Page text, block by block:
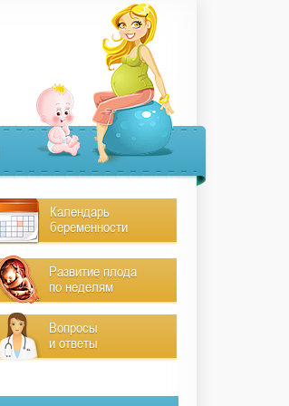
Календарь
беременности
Развитие плода
по неделям
Вопросы
и ответы